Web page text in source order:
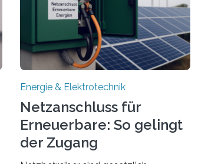
Energie & Elektrotechnik
Netzanschluss für
Erneuerbare: So gelingt
der Zugang